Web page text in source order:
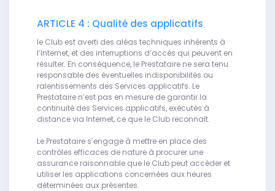
ARTICLE 4 : Qualité des applicatifs
le Club est averti des aléas techniques inhérents à
l’Internet, et des interruptions d’accès qui peuvent en
résulter. En conséquence, le Prestataire ne sera tenu
responsable des éventuelles indisponibilités ou
ralentissements des Services applicatifs. Le
Prestataire n’est pas en mesure de garantir la
continuité des Services applicatifs, exécutés à
distance via Internet, ce que le Club reconnaît.
Le Prestataire s’engage à mettre en place des
contrôles efficaces de nature à procurer une
assurance raisonnable que le Club peut accéder et
utiliser les applications concernées aux heures
déterminées aux présentes.